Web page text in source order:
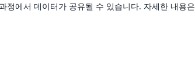
정에서 데이터가 공유될 수 있습니다. 자세한 내용은